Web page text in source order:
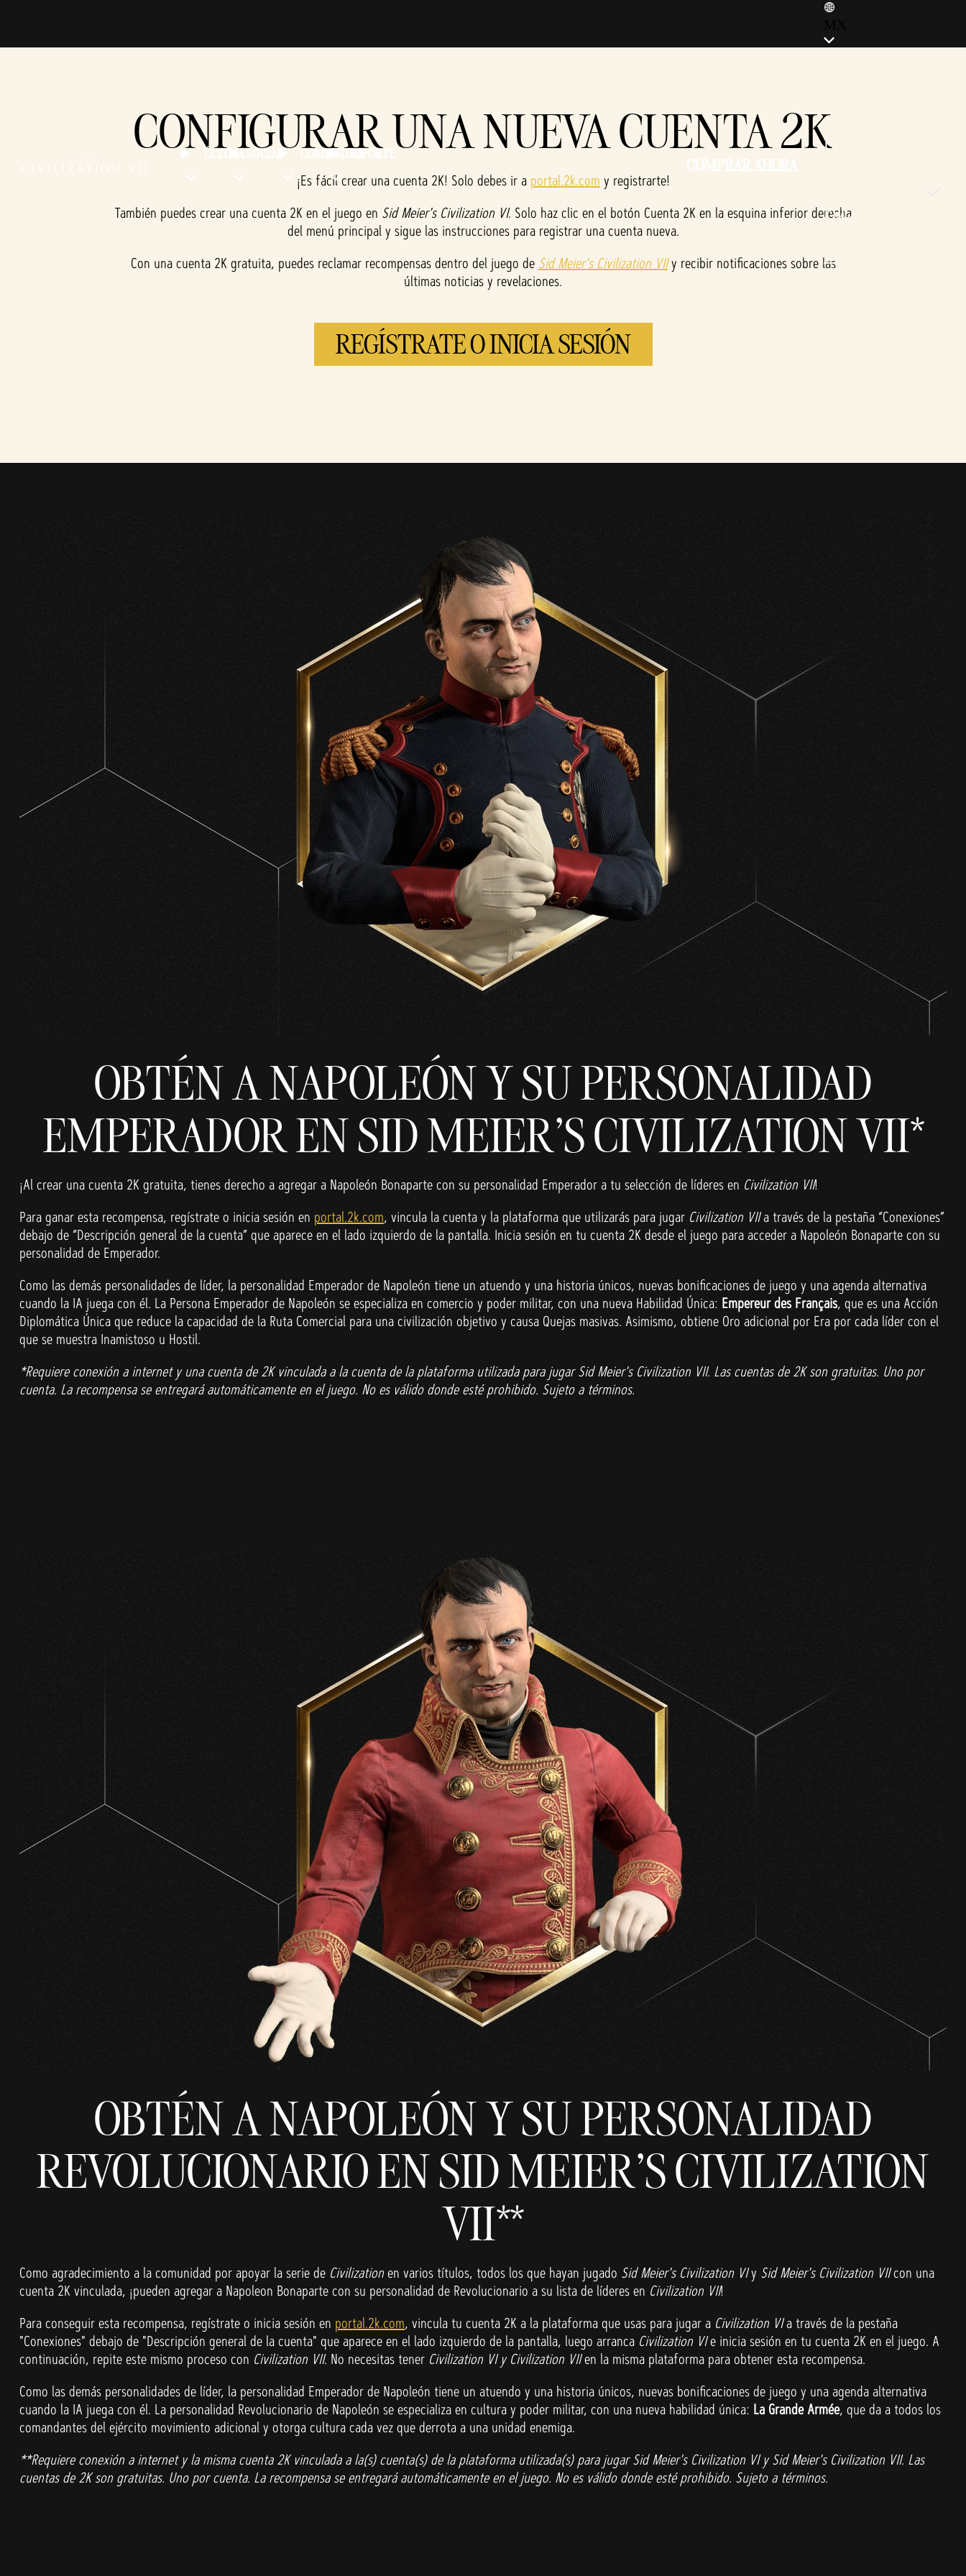
ITALIANO (IT)
DEUTSCH (DE)
POLSKI (PL)
日本語 (JP)
한국어 (KR)
CONFIGURAR UNA NUEVA CUENTA 2K
¡Es fácil crear una cuenta 2K! Solo debes ir a portal.2k.com y registrarte!
También puedes crear una cuenta 2K en el juego en Sid Meier's Civilization VI. Solo haz clic en el botón Cuenta 2K en la esquina inferior derecha
del menú principal y sigue las instrucciones para registrar una cuenta nueva.
Con una cuenta 2K gratuita, puedes reclamar recompensas dentro del juego de Sid Meier's Civilization VIIy recibir notificaciones sobre las
últimas noticias y revelaciones.
REGÍSTRATE O INICIA SESIÓN
OBTÉN A NAPOLEÓN Y SU PERSONALIDAD
EMPERADOR EN SID MEIER'S CIVILIZATION VII*
¡Al crear una cuenta 2K gratuita, tienes derecho a agregar a Napoleón Bonaparte con su personalidad Emperador a tu selección de líderes en Civilization VII!
Para ganar esta recompensa, regístrate o inicia sesión en portal.2k.com, vincula la cuenta y la plataforma que utilizarás para jugar Civilization VIIa través de la pestaña “Conexiones”
debajo de “Descripción general de la cuenta” que aparece en el lado izquierdo de la pantalla. Inicia sesión en tu cuenta 2K desde el juego para acceder a Napoleón Bonaparte con su
personalidad de Emperador.
Como las demás personalidades de líder, la personalidad Emperador de Napoleón tiene un atuendo y una historia únicos, nuevas bonificaciones de juego y una agenda alternativa
cuando la IA juega con él. La Persona Emperador de Napoleón se especializa en comercio y poder militar, con una nueva Habilidad Única: Empereur des Français, que es una Acción
Diplomática Única que reduce la capacidad de la Ruta Comercial para una civilización objetivo y causa Quejas masivas. Asimismo, obtiene Oro adicional por Era por cada líder con el
que se muestra Inamistoso u Hostil.
*Requiere conexión a internet y una cuenta de 2K vinculada a la cuenta de la plataforma utilizada para jugar Sid Meier's Civilization VII. Las cuentas de 2K son gratuitas. Uno por
cuenta. La recompensa se entregará automáticamente en el juego. No es válido donde esté prohibido. Sujeto a términos.
OBTÉN A NAPOLEÓN Y SU PERSONALIDAD
REVOLUCIONARIO EN SID MEIER'S CIVILIZATION
VII**
Como agradecimiento a la comunidad por apoyar la serie de Civilizationen varios títulos, todos los que hayan jugado Sid Meier's Civilization VIy Sid Meier's Civilization VIIcon una
cuenta 2K vinculada, ¡pueden agregar a Napoleon Bonaparte con su personalidad de Revolucionario a su lista de líderes en Civilization VII!
Para conseguir esta recompensa, regístrate o inicia sesión en portal.2k.com, vincula tu cuenta 2K a la plataforma que usas para jugar a Civilization VIa través de la pestaña
"Conexiones" debajo de "Descripción general de la cuenta" que aparece en el lado izquierdo de la pantalla, luego arranca Civilization VIe inicia sesión en tu cuenta 2K en el juego. A
continuación, repite este mismo proceso con Civilization VII. No necesitas tener Civilization VI y Civilization VIIen la misma plataforma para obtener esta recompensa.
Como las demás personalidades de líder, la personalidad Emperador de Napoleón tiene un atuendo y una historia únicos, nuevas bonificaciones de juego y una agenda alternativa
cuando la IA juega con él. La personalidad Revolucionario de Napoleón se especializa en cultura y poder militar, con una nueva habilidad única: La Grande Armée, que da a todos los
comandantes del ejército movimiento adicional y otorga cultura cada vez que derrota a una unidad enemiga.
**Requiere conexión a internet y la misma cuenta 2K vinculada a la(s) cuenta(s) de la plataforma utilizada(s) para jugar Sid Meier's Civilization VI y Sid Meier's Civilization VII. Las
cuentas de 2K son gratuitas. Uno por cuenta. La recompensa se entregará automáticamente en el juego. No es válido donde esté prohibido. Sujeto a términos.